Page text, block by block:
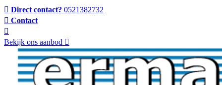
Direct contact? 0521382732
Contact
Bekijk ons aanbod